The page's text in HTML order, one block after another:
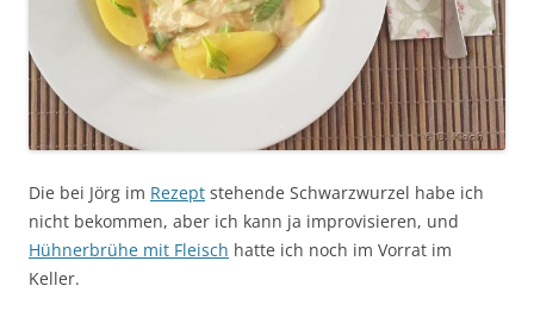
Die bei Jörg im Rezept stehende Schwarzwurzel habe ich
nicht bekommen, aber ich kann ja improvisieren, und
Hühnerbrühe mit Fleisch hatte ich noch im Vorrat im
Keller.